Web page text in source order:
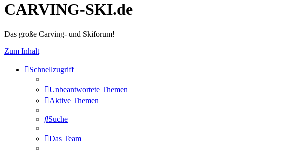
CARVING-SKI.de
Das große Carving- und Skiforum!
Zum Inhalt
Schnellzugriff
Unbeantwortete Themen
Aktive Themen
Suche
Das Team